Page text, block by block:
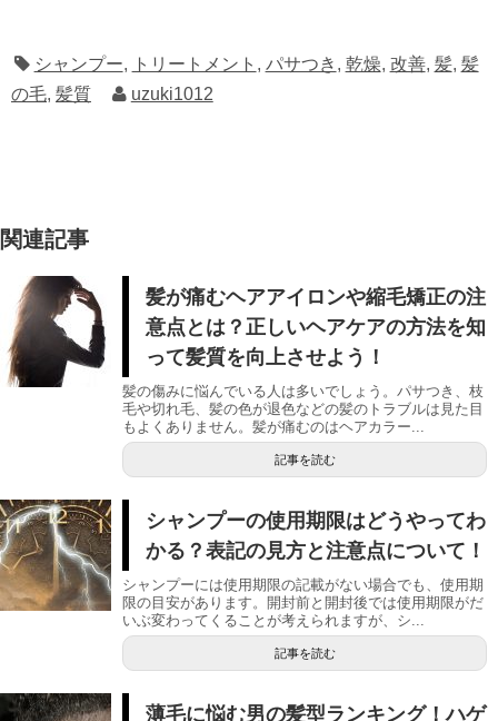
シャンプー, トリートメント , パサつき , 乾燥, 改善, 髪, 髪
の毛, 髪質 uzuki1012
関連記事
髪が痛むヘアアイロンや縮毛矯正の注
意点とは？正しいヘアケアの方法を知
って髪質を向上させよう！
髪の傷みに悩んでいる人は多いでしょう。パサつき、枝
毛や切れ毛、髪の色が退色などの髪のトラブルは見た目
もよくありません。髪が痛むのはヘアカラー...
記事を読む
シャンプーの使用期限はどうやってわ
かる？表記の見方と注意点について！
シャンプーには使用期限の記載がない場合でも、使用期
限の目安があります。開封前と開封後では使用期限がだ
いぶ変わってくることが考えられますが、シ...
記事を読む
薄毛に悩む男の髪型ランキング！ハゲ